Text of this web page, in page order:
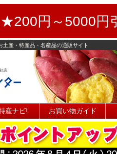
円～5000円
土産・特産品・名産品の通販サイト
産ナビ! お買い物ガイド